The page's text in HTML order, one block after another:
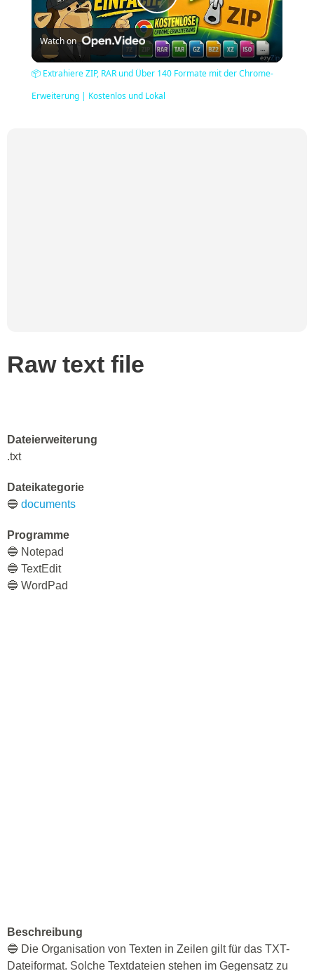
Play
Video
Watch on
📦 Extrahiere ZIP, RAR und Über 140 Formate mit der Chrome-
Erweiterung | Kostenlos und Lokal
Raw text file
Dateierweiterung
.txt
Dateikategorie
🔵 documents
Programme
🔵 Notepad
🔵 TextEdit
🔵 WordPad
Beschreibung
🔵 Die Organisation von Texten in Zeilen gilt für das TXT-
Dateiformat. Solche Textdateien stehen im Gegensatz zu